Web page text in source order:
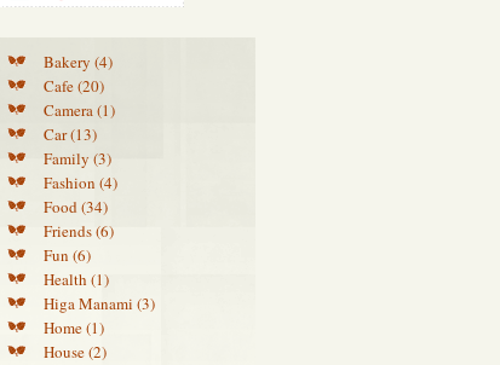
Bakery (4)
Cafe (20)
Camera (1)
Car (13)
Family (3)
Fashion (4)
Food (34)
Friends (6)
Fun (6)
Health (1)
Higa Manami (3)
Home (1)
House (2)